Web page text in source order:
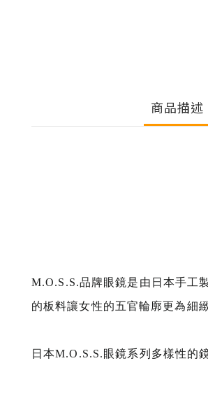
商品描述
M.O.S.S.品牌眼鏡是由日本手工
的板料讓女性的五官輪廓更為細
日本M.O.S.S.眼鏡系列多樣性的